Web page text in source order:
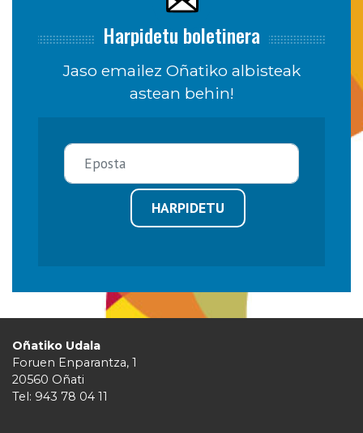
Harpidetu boletinera
Jaso emailez Oñatiko albisteak
astean behin!
HARPIDETU
Oñatiko Udala
Foruen Enparantza, 1
20560 Oñati
Tel: 943 78 04 11